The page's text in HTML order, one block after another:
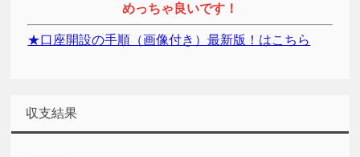
めっちゃ良いです！
★口座開設の手順（画像付き）最新版！はこちら
収支結果